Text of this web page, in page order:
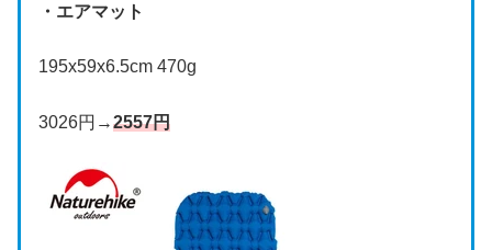
・エアマット
195x59x6.5cm 470g
3026円→2557円